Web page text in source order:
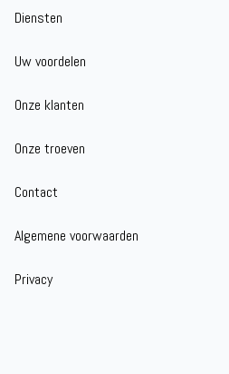
Diensten
Uw voordelen
Onze klanten
Onze troeven
Contact
Algemene voorwaarden
Privacy